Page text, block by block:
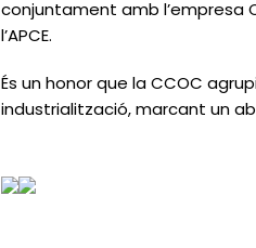
conjuntament amb l’empresa
l’APCE.
És un honor que la CCOC
industrialització, marcant un